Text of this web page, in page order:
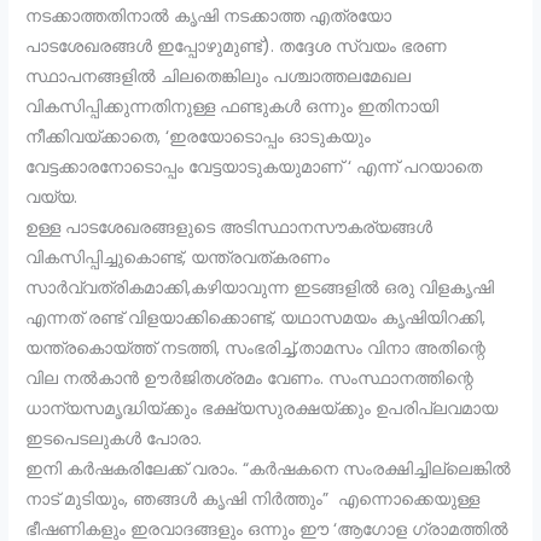
നടക്കാത്തതിനാൽ കൃഷി നടക്കാത്ത എത്രയോ
പാടശേഖരങ്ങൾ ഇപ്പോഴുമുണ്ട്). തദ്ദേശ സ്വയം ഭരണ
സ്ഥാപനങ്ങളിൽ ചിലതെങ്കിലും പശ്ചാത്തലമേഖല
വികസിപ്പിക്കുന്നതിനുള്ള ഫണ്ടുകൾ ഒന്നും ഇതിനായി
നീക്കിവയ്ക്കാതെ, ‘ഇരയോടൊപ്പം ഓടുകയും
വേട്ടക്കാരനോടൊപ്പം വേട്ടയാടുകയുമാണ് ‘ എന്ന് പറയാതെ
വയ്യ.
ഉള്ള പാടശേഖരങ്ങളുടെ അടിസ്ഥാനസൗകര്യങ്ങൾ
വികസിപ്പിച്ചുകൊണ്ട്, യന്ത്രവത്കരണം
സാർവ്വത്രികമാക്കി,കഴിയാവുന്ന ഇടങ്ങളിൽ ഒരു വിളകൃഷി
എന്നത് രണ്ട് വിളയാക്കിക്കൊണ്ട്, യഥാസമയം കൃഷിയിറക്കി,
യന്ത്രകൊയ്ത്ത് നടത്തി, സംഭരിച്ച്,താമസം വിനാ അതിന്റെ
വില നൽകാൻ ഊർജിതശ്രമം വേണം. സംസ്ഥാനത്തിന്റെ
ധാന്യസമൃദ്ധിയ്ക്കും ഭക്ഷ്യസുരക്ഷയ്ക്കും ഉപരിപ്ലവമായ
ഇടപെടലുകൾ പോരാ.
ഇനി കർഷകരിലേക്ക് വരാം. “കർഷകനെ സംരക്ഷിച്ചില്ലെങ്കിൽ
നാട് മുടിയും, ഞങ്ങൾ കൃഷി നിർത്തും” എന്നൊക്കെയുള്ള
ഭീഷണികളും ഇരവാദങ്ങളും ഒന്നും ഈ ‘ആഗോള ഗ്രാമത്തിൽ